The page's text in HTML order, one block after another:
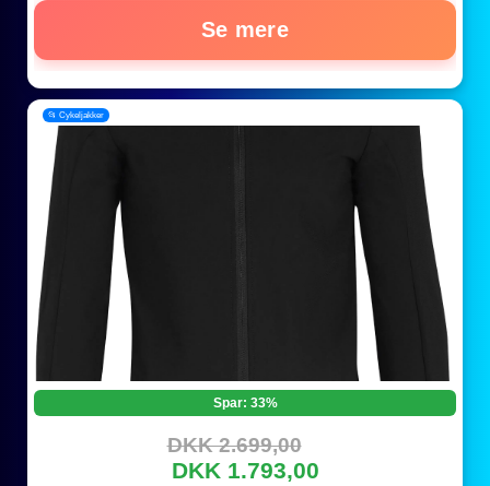
Se mere
📂 Cykeljakker
Spar: 33%
DKK 2.699,00
DKK 1.793,00